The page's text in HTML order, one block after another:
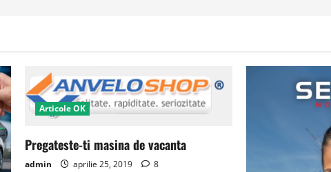
Articole OK
Pregateste-ti masina de vacanta
admin aprilie 25, 2019 8